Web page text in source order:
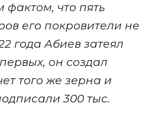
что пять
его покровители не
годаАбиев затеял
он создал
того же зерна и
300 тыс.